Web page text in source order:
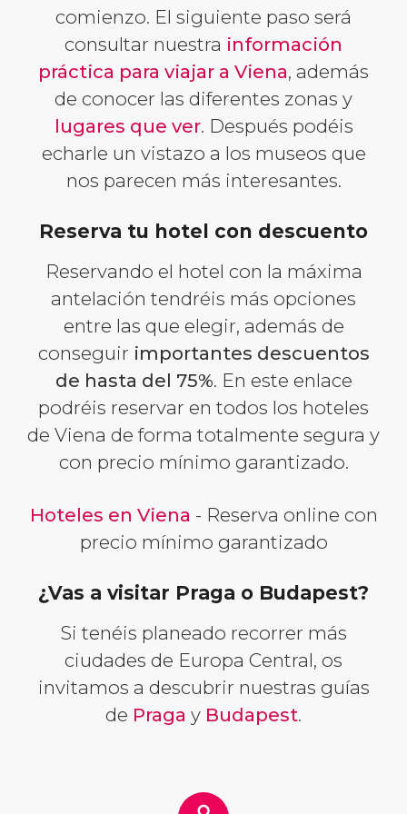
comienzo. El siguiente paso será
consultar nuestra información
práctica para viajar a Viena, además
de conocer las diferentes zonas y
lugares que ver. Después podéis
echarle un vistazo a los museos que
nos parecen más interesantes.
Reserva tu hotel con descuento
Reservando el hotel con la máxima
antelación tendréis más opciones
entre las que elegir, además de
conseguir importantes descuentos
de hasta del 75%. En este enlace
podréis reservar en todos los hoteles
de Viena de forma totalmente segura y
con precio mínimo garantizado.
Hoteles en Viena - Reserva online con
precio mínimo garantizado
¿Vas a visitar Praga o Budapest?
Si tenéis planeado recorrer más
ciudades de Europa Central, os
invitamos a descubrir nuestras guías
de Praga y Budapest.